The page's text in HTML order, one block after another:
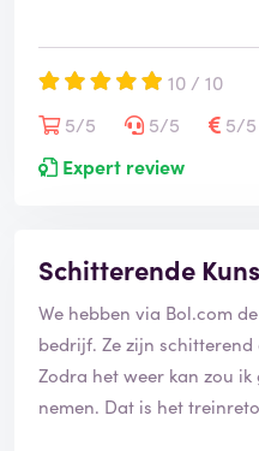
10 / 10
5/5
5/5 5/5
Expert review
Schitterende
We hebben via Bol.com
bedrijf. Ze zijn
Zodra het weer kan zou
nemen. Dat is het